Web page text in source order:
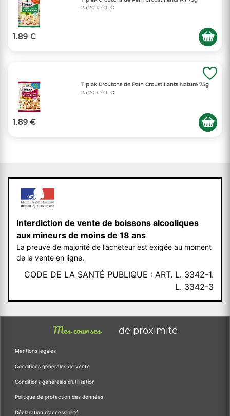
25,20 €/KILO
1.89 €
Tipiak Croûtons de Pain Croustillants Nature 75g
25,20 €/KILO
1.89 €
Interdiction de vente de boissons alcooliques
aux mineurs de moins de 18 ans
La preuve de majorité de l’acheteur est exigée au moment
de la vente en ligne.
CODE DE LA SANTÉ PUBLIQUE : ART. L. 3342-1.
L. 3342-3
Mes courses de proximité
Mentions légales
Conditions générales de vente
Conditions générales d'utilisation
Politique de protection des données
Déclaration d'accessibilité